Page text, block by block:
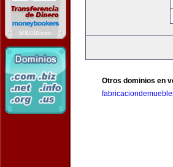
Otros dominios en